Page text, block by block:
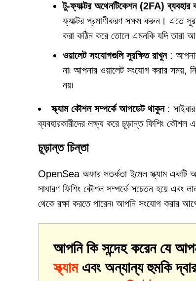
টু-ফ্যাক্টর অথেনটিকেশন (2FA) ব্যবহার
ফ্যাক্টর প্রমাণীকরণ সক্ষম করুন। এতে
করা কঠিন করে তোলে এমনকি যদি তারা
ওয়ালেট সংযোগগুলি সুরক্ষিত রাখুন: আপনার
না৷ আপনার ওয়ালেট সংযোগ করার সময়,
নয়৷
স্ক্যাম কৌশল সম্পর্কে আপডেট থাকুন:
ব্যবহারকারীদের লক্ষ্য করে চূড়ান্ত ফিশিং কৌশল
চূড়ান্ত চিন্তা
OpenSea অফার সতর্কতা ইমেল স্ক্যাম একটি
সাধারণ ফিশিং কৌশল সম্পর্কে সচেতন হয়ে এবং
থেকে রক্ষা করতে পারেন৷ আপনি সংযোগ করার
আপনি কি সন্দেহ করেন যে
স্ক্যামএবং অন্যান্য হুমকি